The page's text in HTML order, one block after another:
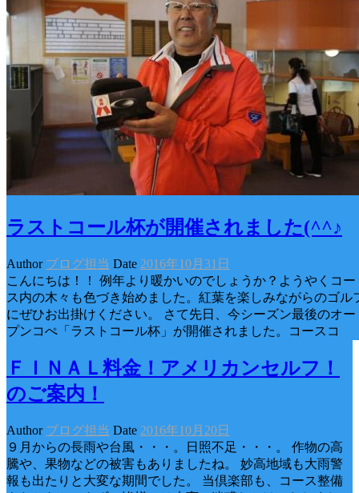
ラストコール杯が開催されました(^^♪
Author ブログ担当 Date 2016年10月31日
こんにちは！！ 例年より暖かいのでしょうか？ようやくコー
ス内の木々も色づき始めました。紅葉を楽しみながらのゴル
にぜひお出掛けください。 さて先日、今シーズン最後のオー
プンコぺ「ラストコール杯」が開催されました。コースコ
ＦＩＮＡＬ料金！アメリカンセルフ！
のご案内！
Author ブログ担当 Date 2016年10月20日
９月からの長雨や台風・・・。日照不足・・・。 作物の高
騰や、果物などの被害もありましたね。 妙高地域も大雨警
報も出たりと大変な期間でした。 当倶楽部も、コース整備